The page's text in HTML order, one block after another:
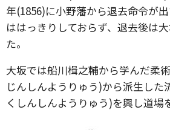
年(1856)に小野藩から退去命令が
ははっきりしておらず、退去後は
た。
大坂では船川楫之輔から学んだ柔
じんしんようりゅう)から派生した
くしんしんようりゅう)を興し道場